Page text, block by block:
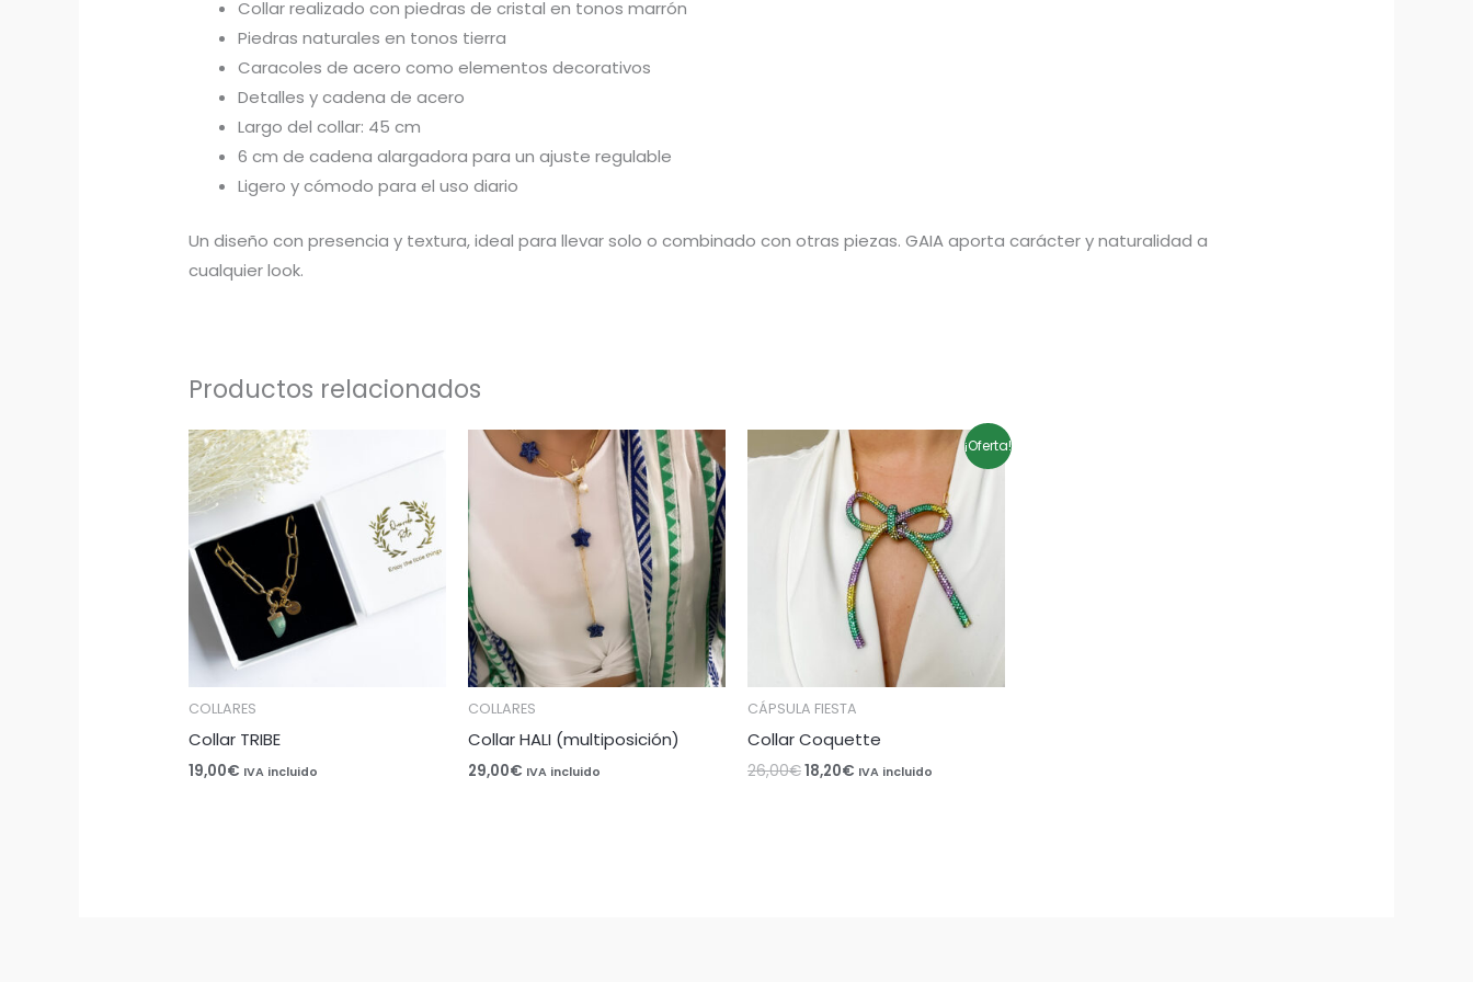
Collar realizado con piedras de cristal en tonos marrón
Piedras naturales en tonos tierra
Caracoles de acero como elementos decorativos
Detalles y cadena de acero
Largo del collar: 45 cm
6 cm de cadena alargadora para un ajuste regulable
Ligero y cómodo para el uso diario
Un diseño con presencia y textura, ideal para llevar solo o combinado con otras piezas. GAIA aporta carácter y naturalidad a
cualquier look.
Productos relacionados
COLLARES
Collar TRIBE
19,00€ IVA incluido
COLLARES
Collar HALI (multiposición)
29,00€ IVA incluido
¡Oferta!
CÁPSULA FIESTA
Collar Coquette
26,00€
precio
original
era:
26,00€.
18,20€
El
precio
actual
es:
18,20€.
IVA incluido